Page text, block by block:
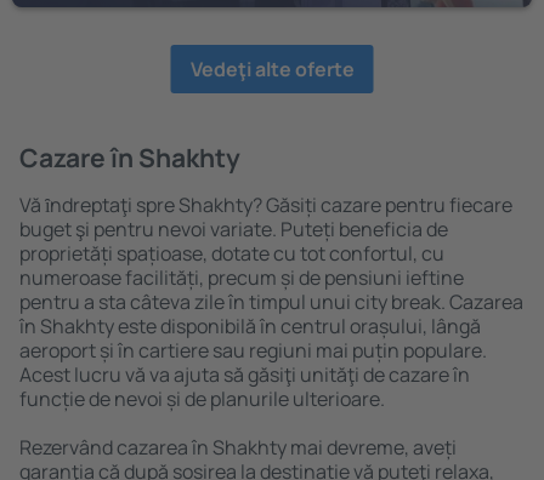
Vedeţi alte oferte
Cazare în Shakhty
Vă ȋndreptaţi spre Shakhty? Găsiți cazare pentru fiecare
buget şi pentru nevoi variate. Puteți beneficia de
proprietăți spațioase, dotate cu tot confortul, cu
numeroase facilități, precum și de pensiuni ieftine
pentru a sta câteva zile în timpul unui city break. Cazarea
în Shakhty este disponibilă în centrul orașului, lângă
aeroport și în cartiere sau regiuni mai puțin populare.
Acest lucru vă va ajuta să găsiţi unităţi de cazare în
funcție de nevoi și de planurile ulterioare.
Rezervând cazarea în Shakhty mai devreme, aveți
garanţia că după sosirea la destinație vă puteţi relaxa,